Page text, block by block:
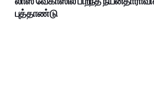
புத்தாண்டு